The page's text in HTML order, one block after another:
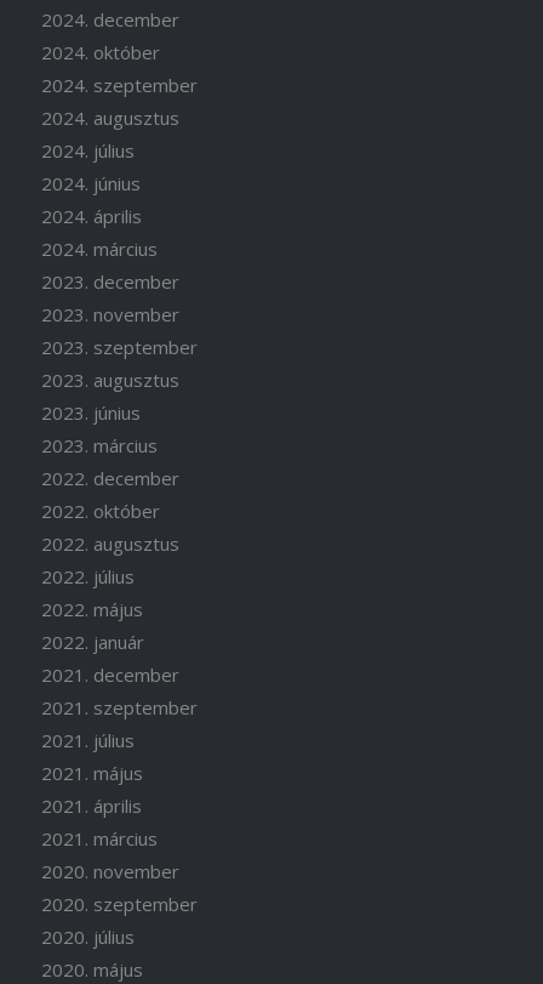
2024. december
2024. október
2024. szeptember
2024. augusztus
2024. július
2024. június
2024. április
2024. március
2023. december
2023. november
2023. szeptember
2023. augusztus
2023. június
2023. március
2022. december
2022. október
2022. augusztus
2022. július
2022. május
2022. január
2021. december
2021. szeptember
2021. július
2021. május
2021. április
2021. március
2020. november
2020. szeptember
2020. július
2020. május